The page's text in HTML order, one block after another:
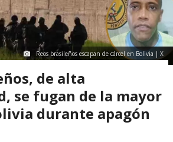
Reos brasileños escapan de cárcel en Bolivia | X
de alta
se fugan de la mayor
durante apagón